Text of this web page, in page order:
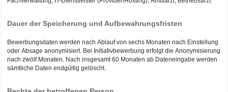
Dauer der Speicherung und Aufbewahrungsfristen
Bewerbungsdaten werden nach Ablauf von sechs Monaten nach Einstellung
oder Absage anonymisiert. Bei Initiativbewerbung erfolgt die Anonymisierung
nach zwölf Monaten. Nach insgesamt 60 Monaten ab Dateneingabe werden
sämtliche Daten endgültig gelöscht.